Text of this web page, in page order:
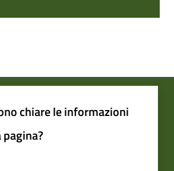
chiare le informazioni